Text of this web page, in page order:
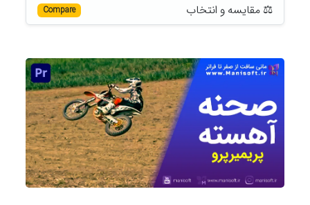
⚖️ مقایسه و انتخاب Compare